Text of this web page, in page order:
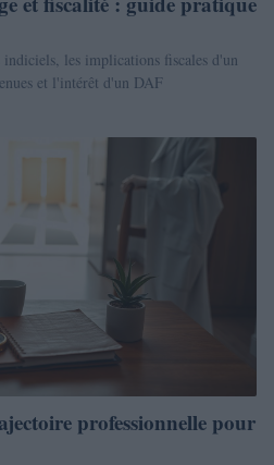
indiciels, les implications fiscales d'un
et l'intérêt d'un DAF
professionnelle pour